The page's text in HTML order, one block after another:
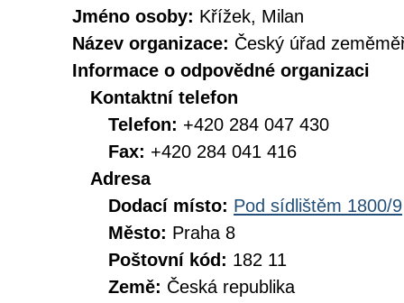
Jméno osoby: Křížek, Milan
Název organizace: Český úřad
Informace o odpovědné organizaci
Kontaktní telefon
Telefon: +420 284 047 430
Fax: +420 284 041 416
Adresa
Dodací místo: Pod sídlištěm 1800/9
Město: Praha 8
Poštovní kód: 182 11
Země: Česká republika